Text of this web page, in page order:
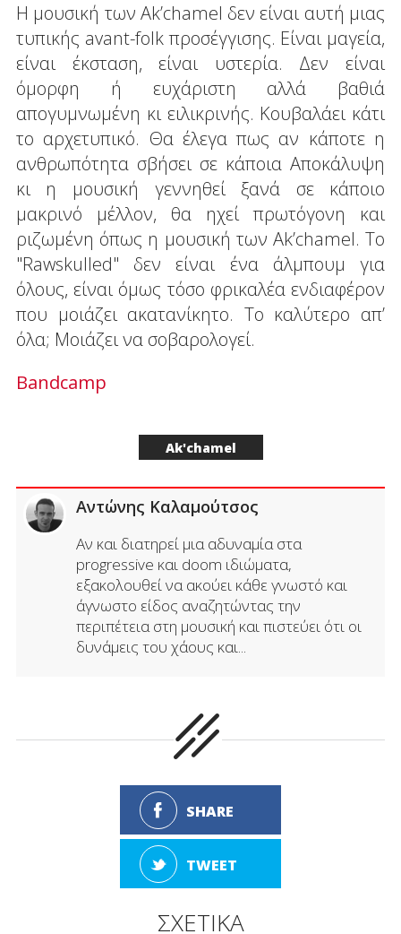
Η μουσική των Ak’chamel δεν είναι αυτή μιας
τυπικής avant-folk προσέγγισης. Είναι μαγεία,
είναι έκσταση, είναι υστερία. Δεν είναι
όμορφη ή ευχάριστη αλλά βαθιά
απογυμνωμένη κι ειλικρινής. Κουβαλάει κάτι
το αρχετυπικό. Θα έλεγα πως αν κάποτε η
ανθρωπότητα σβήσει σε κάποια Αποκάλυψη
κι η μουσική γεννηθεί ξανά σε κάποιο
μακρινό μέλλον, θα ηχεί πρωτόγονη και
ριζωμένη όπως η μουσική των Ak’chamel. Το
"Rawskulled" δεν είναι ένα άλμπουμ για
όλους, είναι όμως τόσο φρικαλέα ενδιαφέρον
που μοιάζει ακατανίκητο. Το καλύτερο απ’
όλα; Μοιάζει να σοβαρολογεί.
Bandcamp
Ak'chamel
Αντώνης Καλαμούτσος
Αν και διατηρεί μια αδυναμία στα
progressive και doom ιδιώματα,
εξακολουθεί να ακούει κάθε γνωστό και
άγνωστο είδος αναζητώντας την
περιπέτεια στη μουσική και πιστεύει ότι οι
δυνάμεις του χάους και...
SHARE
TWEET
ΣΧΕΤΙΚΑ